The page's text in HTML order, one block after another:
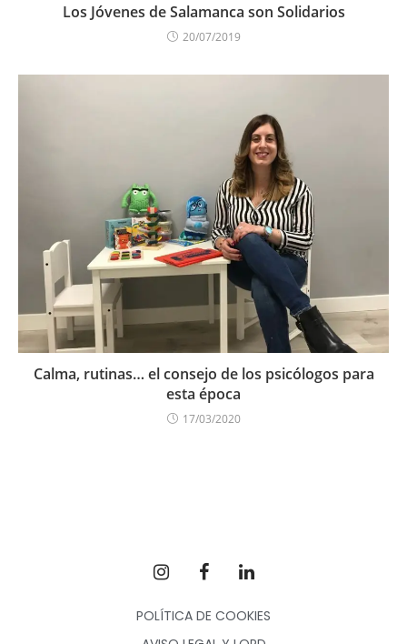
Los Jóvenes de Salamanca son Solidarios
20/07/2019
Calma, rutinas… el consejo de los psicólogos para
esta época
17/03/2020
POLÍTICA DE COOKIES